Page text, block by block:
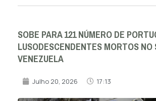
SOBE PARA 121 NÚMERO DE
LUSODESCENDENTES MORTOS NO
VENEZUELA
Julho 20, 2026 17:13